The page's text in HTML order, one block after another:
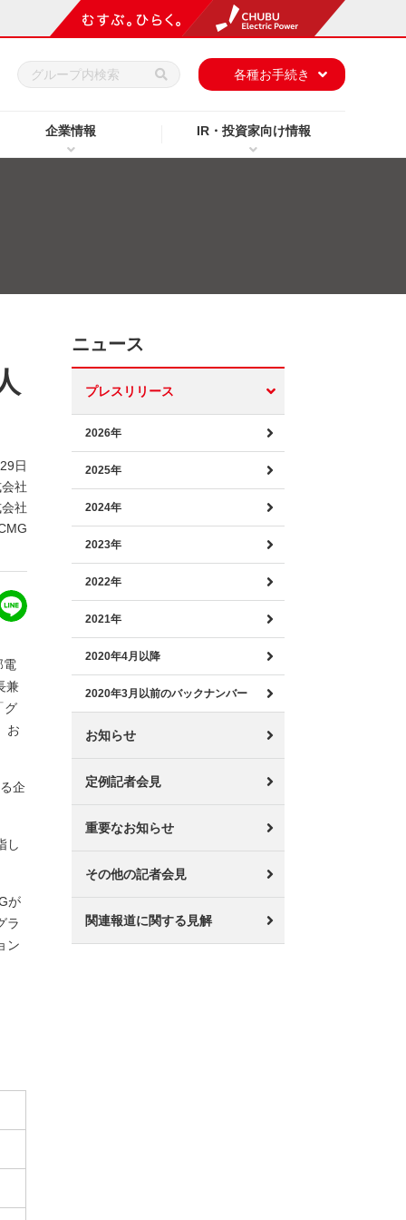
企業情報 IR・投資家向け情報
各種お手続き
日
社
社
電
兼
グ
お
企
し
が
ラ
ン
ニュース
プレスリリース
2026年
2025年
2024年
2023年
2022年
2021年
2020年4月以降
2020年3月以前のバックナンバー
お知らせ
定例記者会見
重要なお知らせ
その他の記者会見
関連報道に関する見解